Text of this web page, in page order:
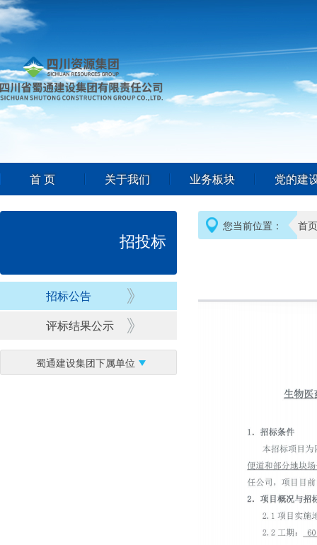
首 页 关于我们 业务板块 党的建
招投标
招标公告
评标结果公示
蜀通建设集团下属单位
您当前位置： 首页